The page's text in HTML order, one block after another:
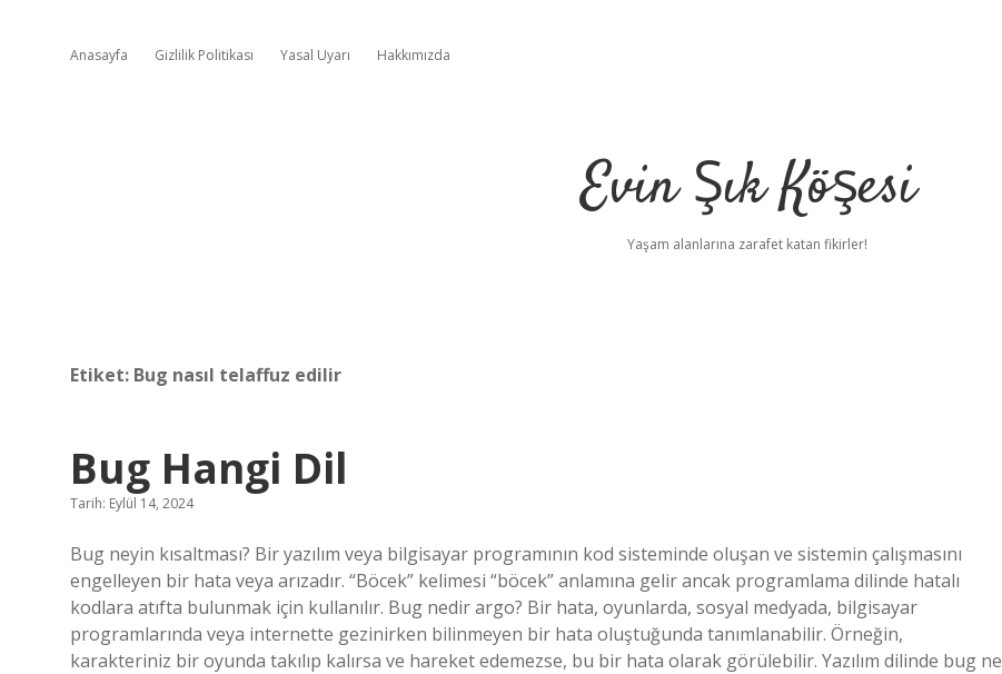
Anasayfa Gizlilik Politikası Yasal Uyarı Hakkımızda
Evin Şık Köşesi
Yaşam alanlarına zarafet katan fikirler!
Etiket: Bug nasıl telaffuz edilir
Bug Hangi Dil
Tarih: Eylül 14, 2024
Bug neyin kısaltması? Bir yazılım veya bilgisayar programının kod sisteminde oluşan ve sistemin çalışmasını
engelleyen bir hata veya arızadır. “Böcek” kelimesi “böcek” anlamına gelir ancak programlama dilinde hatalı
kodlara atıfta bulunmak için kullanılır. Bug nedir argo? Bir hata, oyunlarda, sosyal medyada, bilgisayar
programlarında veya internette gezinirken bilinmeyen bir hata oluştuğunda tanımlanabilir. Örneğin,
karakteriniz bir oyunda takılıp kalırsa ve hareket edemezse, bu bir hata olarak görülebilir. Yazılım dilinde bug ne